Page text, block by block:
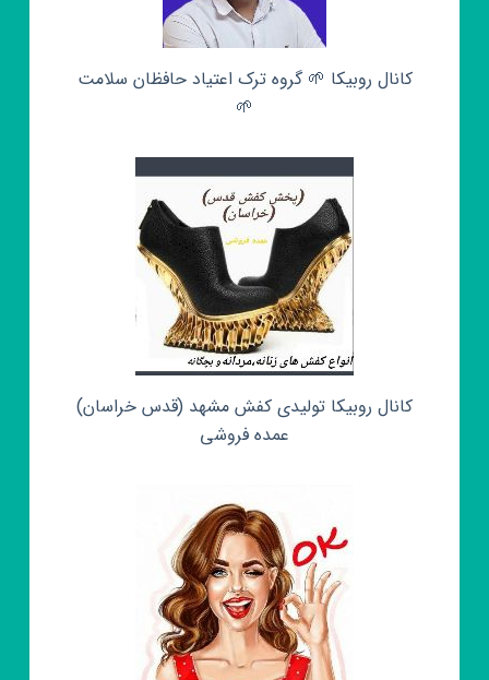
کانال روبیکا 🌱 گروه ترک اعتیاد حافظان سلامت
🌱
کانال روبیکا تولیدی کفش مشهد (قدس خراسان)
عمده فروشی